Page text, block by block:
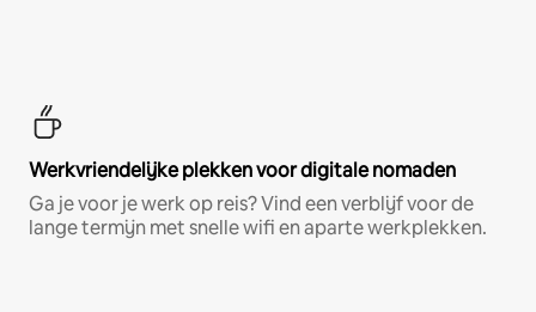
Werkvriendelijke plekken voor digitale nomaden
Ga je voor je werk op reis? Vind een verblijf voor de
lange termijn met snelle wifi en aparte werkplekken.